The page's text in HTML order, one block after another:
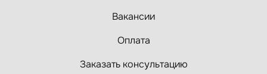
Вакансии
Оплата
Заказать консультацию